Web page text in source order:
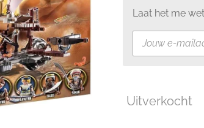
Laat het me
Uitverkocht